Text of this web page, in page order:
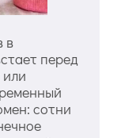
в
перед
сотни